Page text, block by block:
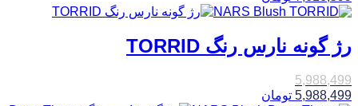
رژ گونه نارس رنگ TORRID
5,988,499
5,988,499 تومان